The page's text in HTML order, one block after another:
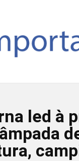
led à